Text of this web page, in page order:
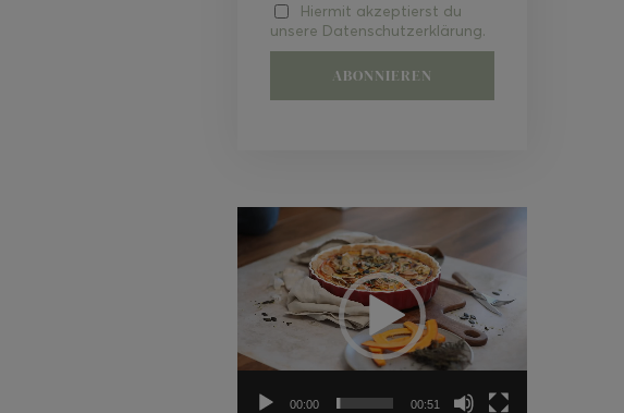
Hiermit akzeptierst du
unsere Datenschutzerklärung.
Video-
Player
00:00 00:51